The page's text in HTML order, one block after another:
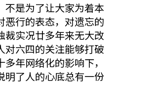
不是为了让大家为着本
恶行的表态，对遗忘的
裁实况廿多年来无大改
对六四的关注能够打破
年网络化的影响下，
明了人的心底总有一份